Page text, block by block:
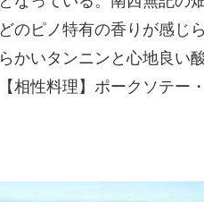
どのピノ特有の香りが感じ
らかいタンニンと心地良い
【相性料理】ポークソテー